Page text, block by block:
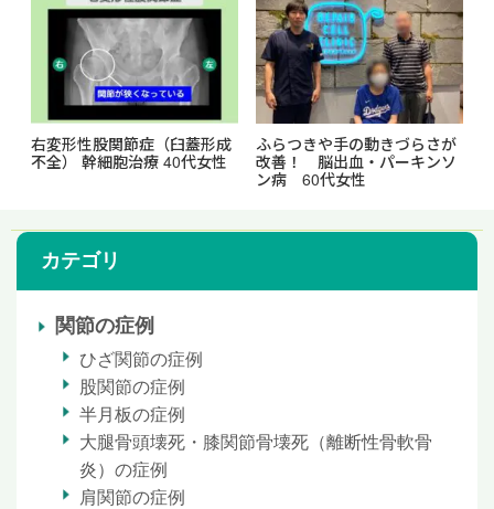
右変形性股関節症（臼蓋形成
不全） 幹細胞治療 40代女性
ふらつきや手の動きづらさが
改善！ 脳出血・パーキンソ
ン病 60代女性
カテゴリ
関節の症例
ひざ関節の症例
股関節の症例
半月板の症例
大腿骨頭壊死・膝関節骨壊死（離断性骨軟骨
炎）の症例
肩関節の症例